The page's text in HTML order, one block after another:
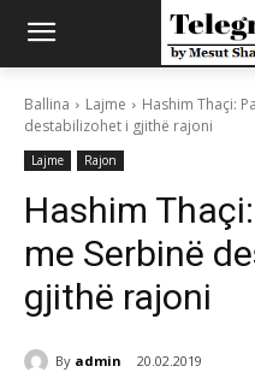
Ballina Lajme
Hashim Thaçi:
destabilizohet i gjithë rajoni
Lajme Rajon
Hashim
me Serbinë
gjithë rajoni
By admin 20.02.2019